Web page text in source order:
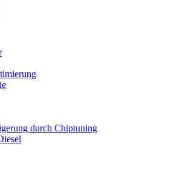
durch Chiptuning